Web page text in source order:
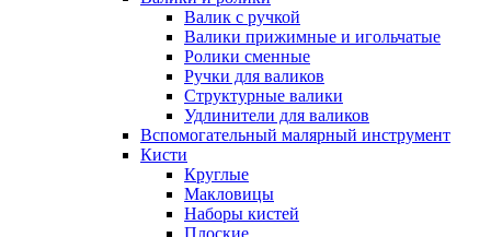
Валик с ручкой
Валики прижимные и игольчатые
Ролики сменные
Ручки для валиков
Структурные валики
Удлинители для валиков
Вспомогательный малярный инструмент
Кисти
Круглые
Макловицы
Наборы кистей
Плоские